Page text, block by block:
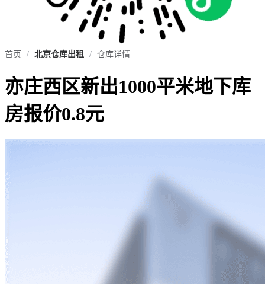
首页 / 北京仓库出租 / 仓库详情
亦庄西区新出1000平米地下库
房报价0.8元